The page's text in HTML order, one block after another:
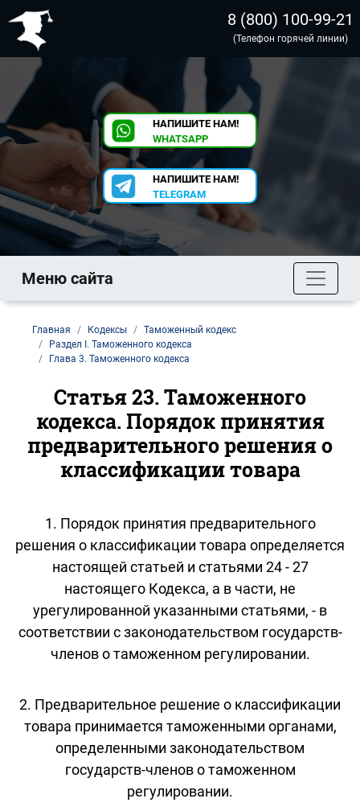
8 (800) 100-99-21
(Телефон горячей линии)
НАПИШИТЕ НАМ!
WHATSAPP
НАПИШИТЕ НАМ!
TELEGRAM
Меню сайта
Главная Кодексы
Таможенный кодекс
Раздел I. Таможенного кодекса
Глава 3. Таможенного кодекса
Статья 23. Таможенного
кодекса. Порядок принятия
предварительного решения о
классификации товара
1. Порядок принятия предварительного
решения о классификации товара определяется
настоящей статьей и статьями 24 - 27
настоящего Кодекса, а в части, не
урегулированной указанными статьями, - в
соответствии с законодательством государств-
членов о таможенном регулировании.
2. Предварительное решение о классификации
товара принимается таможенными органами,
определенными законодательством
государств-членов о таможенном
регулировании.